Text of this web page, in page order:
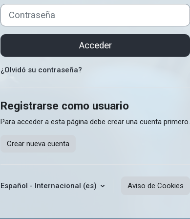
Contraseña
Acceder
¿Olvidó su contraseña?
Registrarse como usuario
Para acceder a esta página debe crear una cuenta primero.
Crear nueva cuenta
Español - Internacional ‎(es)‎ Aviso de Cookies